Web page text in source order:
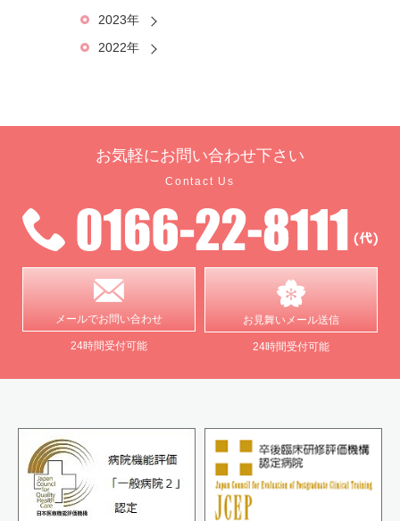
2023年
2022年
お気軽に お問い合わせ下さい
Contact Us
メールでお問い合わせ
24時間受付可能
お見舞い メール送信
24時間受付可能